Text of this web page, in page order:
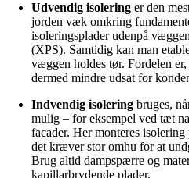
Udvendig isolering er den
jorden væk omkring
isoleringsplader udenpå
(XPS). Samtidig kan man
væggen holdes tør. Fordelen
dermed mindre udsat for
Indvendig isolering bruges,
mulig – for eksempel ved tæt
facader. Her monteres
det kræver stor omhu for at
Brug altid dampspærre og
kapillarbrydende plader.